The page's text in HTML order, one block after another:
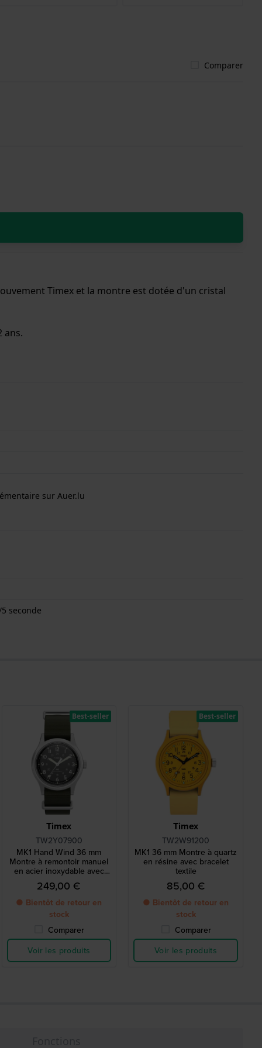
Comparer
Timex et la montre est dotée d'un cristal
ans.
sur Auer.lu
seconde
Timex
TW2Y07900
MK1 Hand Wind 36 mm
Montre à remontoir manuel
en acier inoxydable avec
bracelet NATO
249,00 €
● Bientôt de retour en
stock
Comparer
Voir les produits
Best-seller
Timex
TW2W91200
MK1 36 mm Montre à quartz
en résine avec bracelet
textile
85,00 €
● Bientôt de retour en
stock
Comparer
Voir les produits
Best-seller